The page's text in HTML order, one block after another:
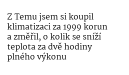
Z Temu jsem si koupil
klimatizaci za 1999 korun
a změřil, o kolik se sníží
teplota za dvě hodiny
plného výkonu